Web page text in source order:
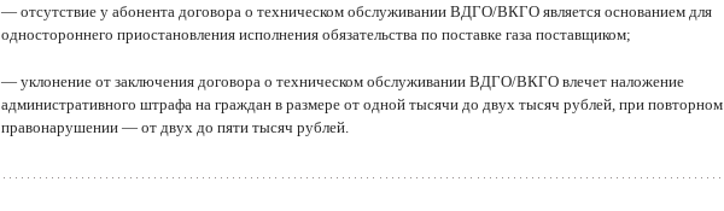
— отсутствие у абонента договора о техническом обслуживании ВДГО/ВКГО является основанием для
одностороннего приостановления исполнения обязательства по поставке газа поставщиком;
— уклонение от заключения договора о техническом обслуживании ВДГО/ВКГО влечет наложение
административного штрафа на граждан в размере от одной тысячи до двух тысяч рублей, при повторном
правонарушении — от двух до пяти тысяч рублей.